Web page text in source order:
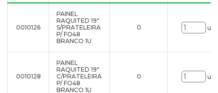
0010126
PAINEL
RAQUITED 19"
S/PRATELEIRA
P/ FO48
BRANCO 1U
0
0010128
PAINEL
RAQUITED 19"
C/PRATELEIRA
P/ FO48
BRANCO 1U
0